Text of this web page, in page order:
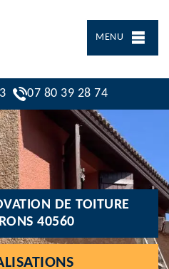
MENU
07 80 39 28 74
DE TOITURE
40560